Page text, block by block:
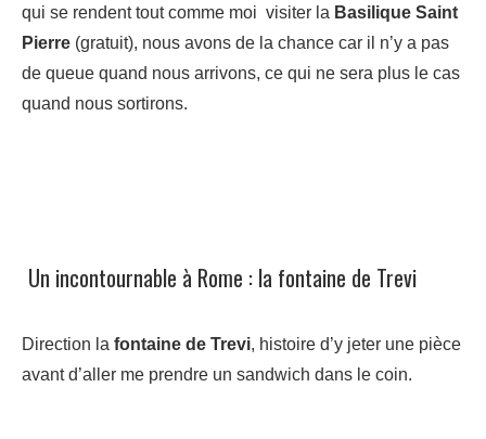
qui se rendent tout comme moi visiter la Basilique Saint
Pierre (gratuit), nous avons de la chance car il n’y a pas
de queue quand nous arrivons, ce qui ne sera plus le cas
quand nous sortirons.
Un incontournable à Rome : la fontaine de Trevi
Direction la fontaine de Trevi, histoire d’y jeter une pièce
avant d’aller me prendre un sandwich dans le coin.